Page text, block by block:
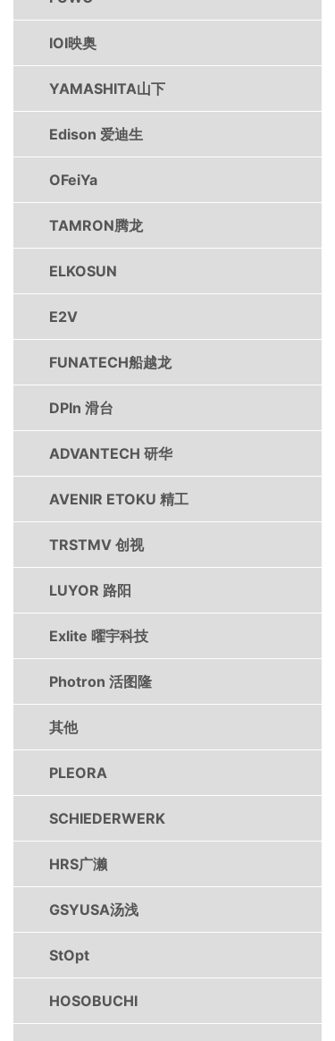
IOI映奥
YAMASHITA山下
Edison 爱迪生
OFeiYa
TAMRON腾龙
ELKOSUN
E2V
FUNATECH船越龙
DPIn 滑台
ADVANTECH 研华
AVENIR ETOKU 精工
TRSTMV 创视
LUYOR 路阳
Exlite 曜宇科技
Photron 活图隆
其他
PLEORA
SCHIEDERWERK
HRS广濑
GSYUSA汤浅
StOpt
HOSOBUCHI